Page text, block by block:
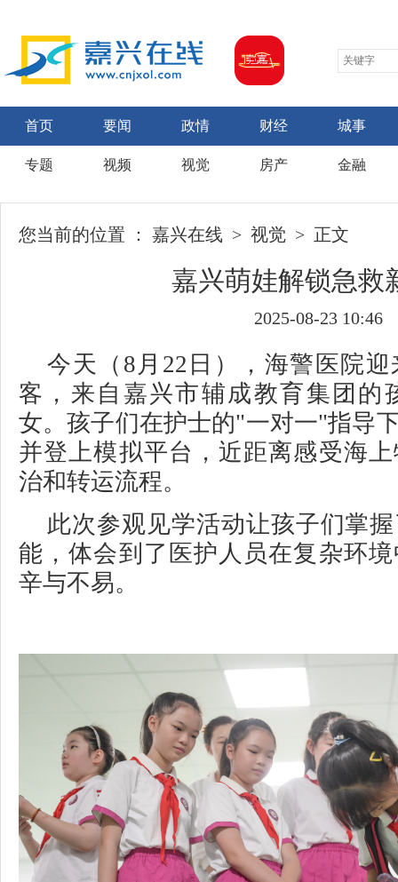
首页 要闻 政情 财经 城事
专题 视频 视觉 房产 金融
您当前的位置 ： 嘉兴在线 > 视觉 > 正文
嘉兴萌娃解锁急救
2025-08-23 10:46
今天（8月22日），海警医院
客，来自嘉兴市辅成教育集团的
女。孩子们在护士的"一对一"指导
并登上模拟平台，近距离感受海
治和转运流程。
此次参观见学活动让孩子们掌
能，体会到了医护人员在复杂环
辛与不易。